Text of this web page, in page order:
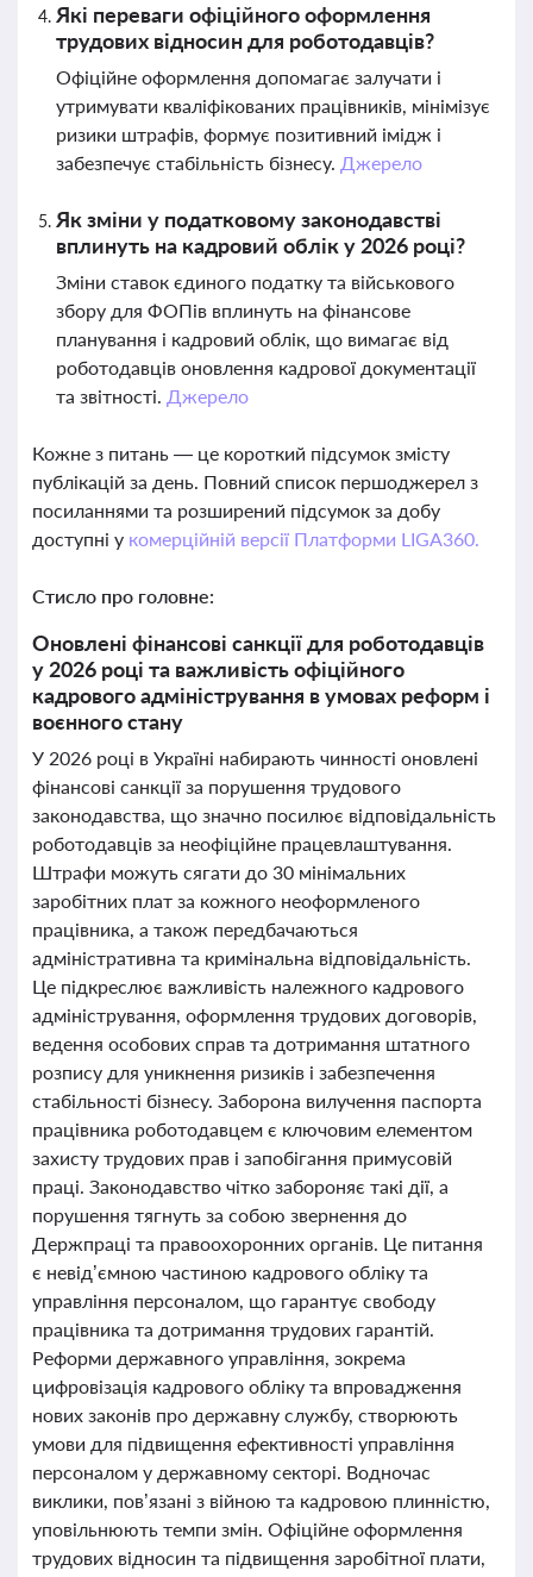
Які переваги офіційного оформлення
трудових відносин для роботодавців?
Офіційне оформлення допомагає залучати і
утримувати кваліфікованих працівників, мінімізує
ризики штрафів, формує позитивний імідж і
забезпечує стабільність бізнесу. Джерело
Як зміни у податковому законодавстві
вплинуть на кадровий облік у 2026 році?
Зміни ставок єдиного податку та військового
збору для ФОПів вплинуть на фінансове
планування і кадровий облік, що вимагає від
роботодавців оновлення кадрової документації
та звітності. Джерело
Кожне з питань — це короткий підсумок змісту
публікацій за день. Повний список першоджерел з
посиланнями та розширений підсумок за добу
доступні у комерційній версії Платформи LIGA360.
Стисло про головне:
Оновлені фінансові санкції для роботодавців
у 2026 році та важливість офіційного
кадрового адміністрування в умовах реформ і
воєнного стану
У 2026 році в Україні набирають чинності оновлені
фінансові санкції за порушення трудового
законодавства, що значно посилює відповідальність
роботодавців за неофіційне працевлаштування.
Штрафи можуть сягати до 30 мінімальних
заробітних плат за кожного неоформленого
працівника, а також передбачаються
адміністративна та кримінальна відповідальність.
Це підкреслює важливість належного кадрового
адміністрування, оформлення трудових договорів,
ведення особових справ та дотримання штатного
розпису для уникнення ризиків і забезпечення
стабільності бізнесу. Заборона вилучення паспорта
працівника роботодавцем є ключовим елементом
захисту трудових прав і запобігання примусовій
праці. Законодавство чітко забороняє такі дії, а
порушення тягнуть за собою звернення до
Держпраці та правоохоронних органів. Це питання
є невід’ємною частиною кадрового обліку та
управління персоналом, що гарантує свободу
працівника та дотримання трудових гарантій.
Реформи державного управління, зокрема
цифровізація кадрового обліку та впровадження
нових законів про державну службу, створюють
умови для підвищення ефективності управління
персоналом у державному секторі. Водночас
виклики, пов’язані з війною та кадровою плинністю,
уповільнюють темпи змін. Офіційне оформлення
трудових відносин та підвищення заробітної плати,